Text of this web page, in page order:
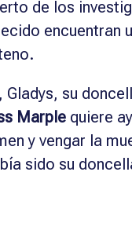
de los
encuentran
Gladys, su
Marple quiere
y vengar la
sido su